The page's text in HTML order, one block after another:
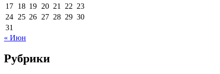
17 18 19 20 21 22 23
24 25 26 27 28 29 30
31
« Июн
Рубрики